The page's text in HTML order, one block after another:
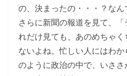
の、決まったの・・・？なん
さらに新聞の報道を見て、
れだけ見ても、あのめちゃ
ないよね。忙しい人にはわ
のように政治の中で、いさ